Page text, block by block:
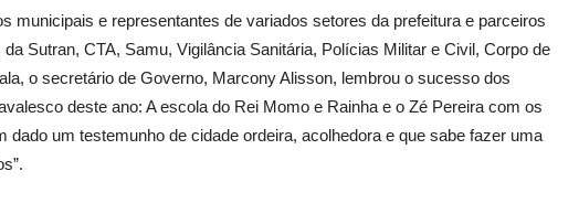
municipais e representantes de variados setores da prefeitura e parceiros
Sutran, CTA, Samu, Vigilância Sanitária, Polícias Militar e Civil, Corpo de
o secretário de Governo, Marcony Alisson, lembrou o sucesso dos
deste ano: A escola do Rei Momo e Rainha e o Zé Pereira com os
dado um testemunho de cidade ordeira, acolhedora e que sabe fazer uma